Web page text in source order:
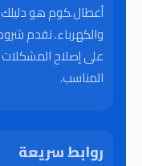
أعطال.كوم هو دليلك
والكهرباء. نقدم
على إصلاح
المناسب.
روابط سريعة